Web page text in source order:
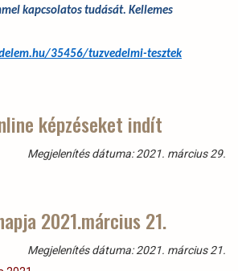
kapcsolatos tudását. Kellemes
35456/tuzvedelmi-tesztek
képzéseket indít
Megjelenítés dátuma: 2021. március 29.
2021.március 21.
Megjelenítés dátuma: 2021. március 21.